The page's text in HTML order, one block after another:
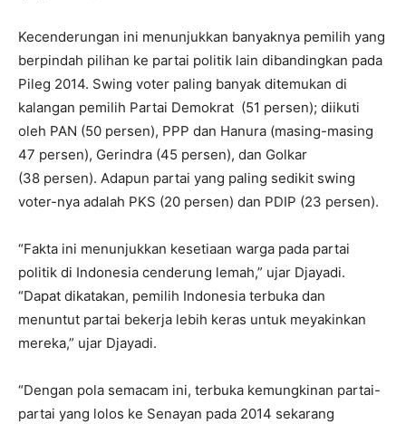
Kecenderungan ini menunjukkan banyaknya pemilih yang
berpindah pilihan ke partai politik lain dibandingkan pada
Pileg 2014. Swing voter paling banyak ditemukan di
kalangan pemilih Partai Demokrat (51 persen); diikuti
oleh PAN (50 persen), PPP dan Hanura (masing-masing
47 persen), Gerindra (45 persen), dan Golkar
(38 persen). Adapun partai yang paling sedikit swing
voter-nya adalah PKS (20 persen) dan PDIP (23 persen).
“Fakta ini menunjukkan kesetiaan warga pada partai
politik di Indonesia cenderung lemah,” ujar Djayadi.
“Dapat dikatakan, pemilih Indonesia terbuka dan
menuntut partai bekerja lebih keras untuk meyakinkan
mereka,” ujar Djayadi.
“Dengan pola semacam ini, terbuka kemungkinan partai-
partai yang lolos ke Senayan pada 2014 sekarang